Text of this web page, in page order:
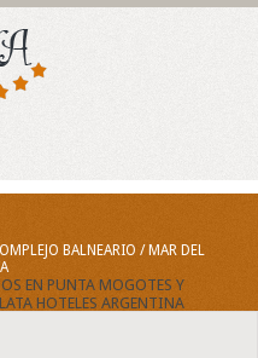
BALNEARIO / MAR DEL
EN PUNTA MOGOTES Y
HOTELES ARGENTINA